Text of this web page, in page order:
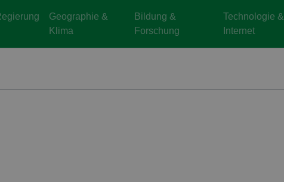
Geographie &
Klima
Bildung &
Forschung
Technologie &
Internet